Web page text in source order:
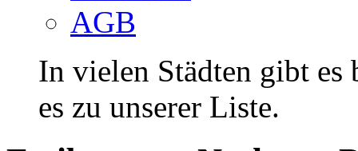
AGB
In vielen Städten gibt es
es zu unserer Liste.